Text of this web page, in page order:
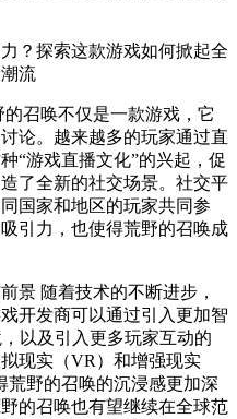
召唤不仅是一款游戏，它
论。越来越多的玩家通过直
“游戏直播文化”的兴起，促
了全新的社交场景。社交平
国家和地区的玩家共同参
引力，也使得荒野的召唤成
景 随着技术的不断进步，
开发商可以通过引入更加智
以及引入更多玩家互动的
现实（VR）和增强现实
荒野的召唤的沉浸感更加深
的召唤也有望继续在全球范